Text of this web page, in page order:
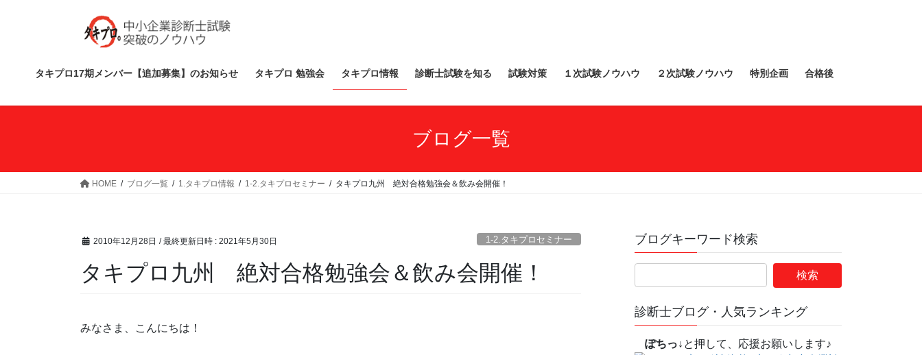
ス
ン
タキプロ17期メンバー【追加募集】のお知らせ タキプロ 勉強会 タキプロ情報 診断士試験を知る 試験対策 １次試験ノウハウ ２次試験ノウハウ 特別企画 合格後
ブログ一覧
HOME ブログ一覧 1.タキプロ情報 1-2.タキプロセミナー タキプロ九州 絶対合格勉強会＆飲み会開催！
2010年12月28日 / 最終更新日時 : 2021年5月30日 1-2.タキプロセミナー
タキプロ九州 絶対合格勉強会＆飲み会開催！
みなさま、こんにちは！
ブログキーワード検索
診断士ブログ・人気ランキング
ぽちっ↓ と押して、応援お願いします♪